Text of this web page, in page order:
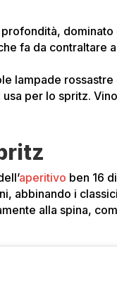
dominato
fa da contraltare
lampade
per lo spritz.
aperitivo ben 16
abbinando i
alla spina,